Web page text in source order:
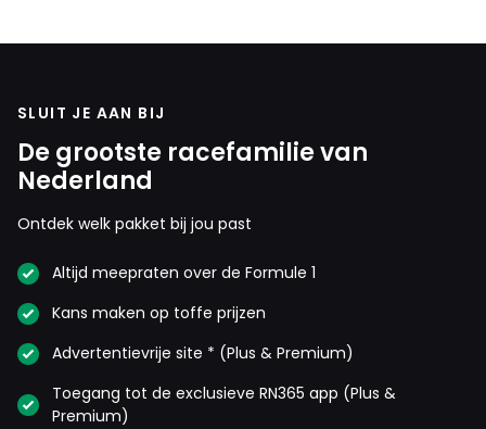
SLUIT JE AAN BIJ
De grootste racefamilie van
Nederland
Ontdek welk pakket bij jou past
Altijd meepraten over de Formule 1
Kans maken op toffe prijzen
Advertentievrije site * (Plus & Premium)
Toegang tot de exclusieve RN365 app (Plus &
Premium)